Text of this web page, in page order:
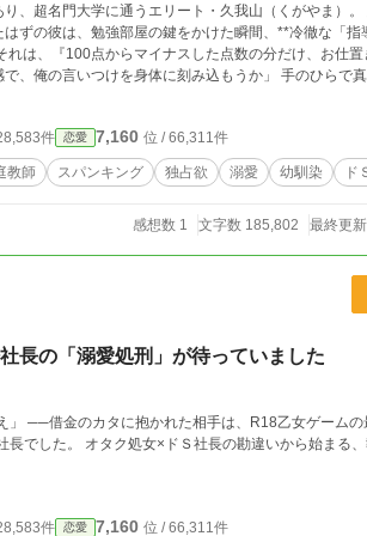
、超名門大学に通うエリート・久我山（くがやま）
の彼は、勉強部屋の鍵をかけた瞬間、**冷徹な「指導者」
刻み込もうか」 手のひらで真っ赤になるまで躾けられたり、甘
ィスティックな彼の指導は、成績が上がるにつれてエス
ている。 しかし本性は、極度の独占欲とSっ気を持つ
女を自分好みの「悪いことができない子」に再教育し
件 恋愛 7,160 位 / 66,311件
教師 スパンキング 独占欲 溺愛 幼馴染 ド
感想数 1 文字数 185,802 最終更
長の「溺愛処刑」が待っていました
」 ──借金のカタに抱かれた相手は、R18乙女ゲーム
長でした。 オタク処女×ドＳ社長の勘違いから始まる
件 恋愛 7,160 位 / 66,311件